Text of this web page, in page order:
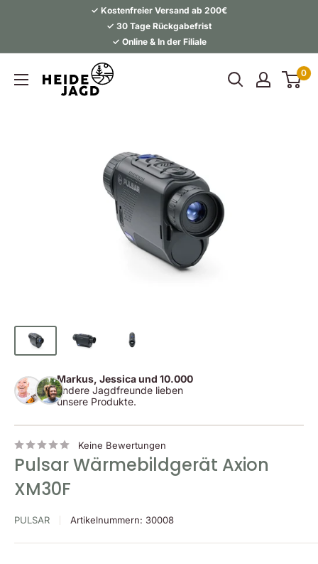
✓ Kostenfreier Versand ab 200€
✓ 30 Tage Rückgabefrist
✓ Online & In der Filiale
0
Markus, Jessica und 10.000
andere Jagdfreunde lieben
unsere Produkte.
Keine Bewertungen
Pulsar Wärmebildgerät Axion
XM30F
PULSAR Artikelnummern: 30008